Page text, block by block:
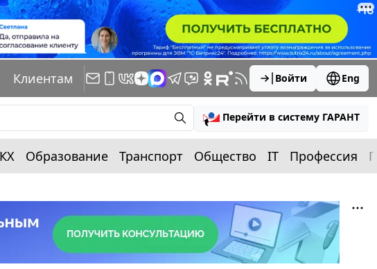
Клиентам Войти Eng
Перейти в систему ГАРАНТ
Образование Транспорт Общество IT Профессия